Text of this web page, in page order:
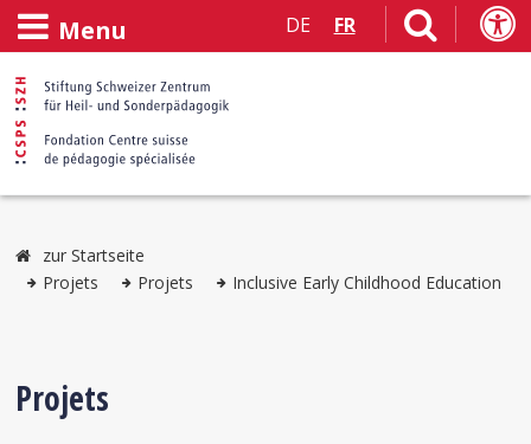
Menu DE FR
zur Startseite
Projets
Projets Inclusive Early Childhood Education
Projets